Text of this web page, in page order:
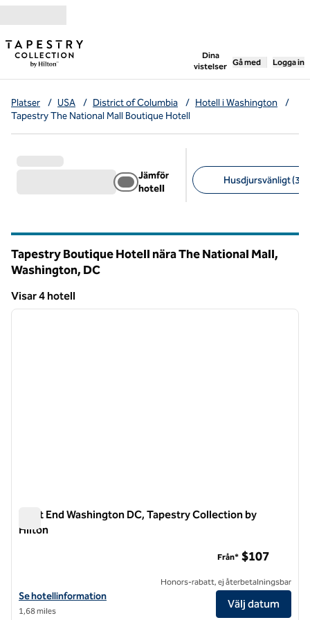
Dina
vistelser
,öppnar ny flik
Gå med Logga in
Platser / USA / District of Columbia / Hotell i Washington
/
Tapestry The National Mall Boutique Hotell
Jämför
hotell
Husdjursvänligt (3)
Tapestry Boutique Hotell nära The National Mall,
Washington, DC
Visar 4 hotell
Visar 4 hotell
1 av 12
nästa
West End Washington DC, Tapestry Collection by
Hilton
Visa hotelluppgifter för West End Washington DC, Tapestry
Se hotellinformation
1,68 miles
Från* $107
Honors-rabatt, ej återbetalningsbar
Välj datum